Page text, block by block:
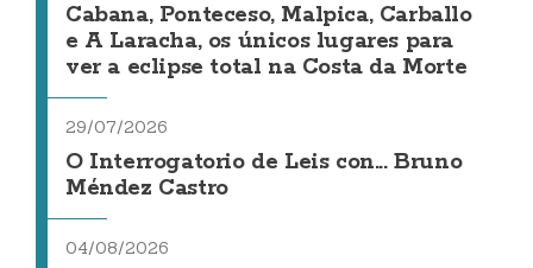
Cabana, Ponteceso, Malpica, Carballo
e A Laracha, os únicos lugares para
ver a eclipse total na Costa da Morte
29/07/2026
O Interrogatorio de Leis con... Bruno
Méndez Castro
04/08/2026